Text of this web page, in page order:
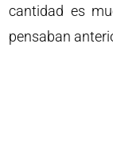
cantidad es
pensaban